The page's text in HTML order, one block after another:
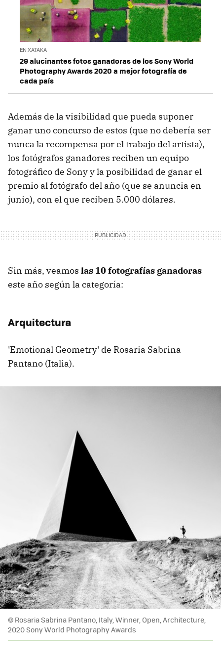
EN XATAKA
29 alucinantes fotos ganadoras de los Sony World
Photography Awards 2020 a mejor fotografía de
cada país
Además de la visibilidad que pueda suponer
ganar uno concurso de estos (que no debería ser
nunca la recompensa por el trabajo del artista),
los fotógrafos ganadores reciben un equipo
fotográfico de Sony y la posibilidad de ganar el
premio al fotógrafo del año (que se anuncia en
junio), con el que reciben 5.000 dólares.
Sin más, veamos las 10 fotografías ganadoras
este año según la categoría:
Arquitectura
'Emotional Geometry' de Rosaria Sabrina
Pantano (Italia).
© Rosaria Sabrina Pantano, Italy, Winner, Open, Architecture,
2020 Sony World Photography Awards